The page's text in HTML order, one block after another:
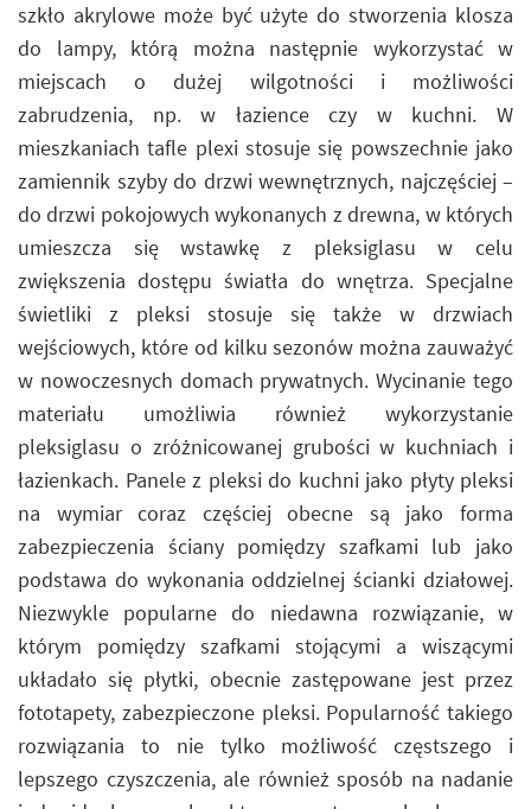
szkło akrylowe może być użyte do stworzenia klosza
do lampy, którą można następnie wykorzystać w
miejscach o dużej wilgotności i możliwości
zabrudzenia, np. w łazience czy w kuchni. W
mieszkaniach tafle plexi stosuje się powszechnie jako
zamiennik szyby do drzwi wewnętrznych, najczęściej –
do drzwi pokojowych wykonanych z drewna, w których
umieszcza się wstawkę z pleksiglasu w celu
zwiększenia dostępu światła do wnętrza. Specjalne
świetliki z pleksi stosuje się także w drzwiach
wejściowych, które od kilku sezonów można zauważyć
w nowoczesnych domach prywatnych. Wycinanie tego
materiału umożliwia również wykorzystanie
pleksiglasu o zróżnicowanej grubości w kuchniach i
łazienkach. Panele z pleksi do kuchni jako płyty pleksi
na wymiar coraz częściej obecne są jako forma
zabezpieczenia ściany pomiędzy szafkami lub jako
podstawa do wykonania oddzielnej ścianki działowej.
Niezwykle popularne do niedawna rozwiązanie, w
którym pomiędzy szafkami stojącymi a wiszącymi
układało się płytki, obecnie zastępowane jest przez
fototapety, zabezpieczone pleksi. Popularność takiego
rozwiązania to nie tylko możliwość częstszego i
lepszego czyszczenia, ale również sposób na nadanie